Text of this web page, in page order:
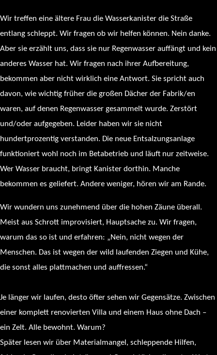
Wir treffen eine ältere Frau die Wasserkanister die Straße
entlang schleppt. Wir fragen ob wir helfen können. Nein danke.
Aber sie erzählt uns, dass sie nur Regenwasser auffängt und kein
anderes Wasser hat. Wir fragen nach ihrer Aufbereitung,
bekommen aber nicht wirklich eine Antwort. Sie spricht auch
davon, wie wichtig früher die großen Dächer der Fabrik/en
waren, auf denen Regenwasser gesammelt wurde. Zerstört
und/oder aufgegeben. Leider haben wir sie nicht
hundertprozentig verstanden. Die neue Entsalzungsanlage
funktioniert wohl noch im Betabetrieb und läuft nur zeitweise.
Wer Wasser braucht, bringt Kanister dorthin. Manche
bekommen es geliefert. Andere weniger, hören wir am Rande.
Wir wundern uns zunehmend über die hohen Zäune überall.
Meist aus Schrott improvisiert, Hauptsache zu. Wir fragen,
warum das so ist und erfahren: „Nein, nicht wegen der
Menschen. Das ist wegen der wild laufenden Ziegen und Kühe,
die sonst alles plattmachen und auffressen.“
Je länger wir laufen, desto öfter sehen wir Gegensätze. Zwischen
einer komplett renovierten Villa und einem Haus ohne Dach –
ein Zelt. Alle bewohnt. Warum?
Später lesen wir über Materialmangel, schleppende Hilfen,